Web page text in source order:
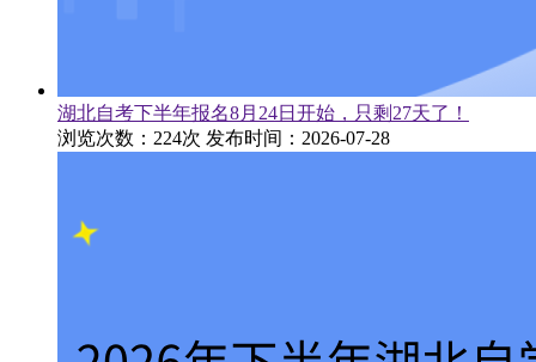
湖北自考下半年报名8月24日开始，只剩27天了！
浏览次数：224次 发布时间：2026-07-28